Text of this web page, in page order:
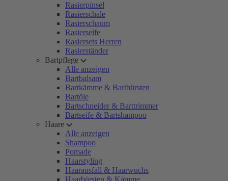
Rasierpinsel
Rasierschale
Rasierschaum
Rasierseife
Rasiersets Herren
Rasierständer
Bartpflege
Alle anzeigen
Bartbalsam
Bartkämme & Bartbürsten
Bartöle
Bartschneider & Barttrimmer
Bartseife & Bartshampoo
Haare
Alle anzeigen
Shampoo
Pomade
Haarstyling
Haarausfall & Haarwuchs
Haarbürsten & Kämme